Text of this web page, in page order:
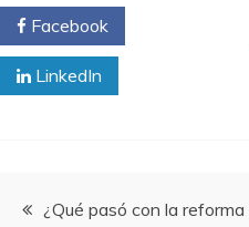
Facebook
LinkedIn
Navegación
¿Qué pasó con la